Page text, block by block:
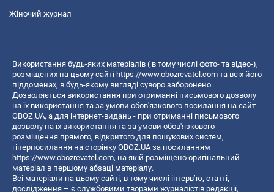
Жіночий журнал
Використання будь-яких матеріалів ( в тому числі фото- та відео-),
розміщених на цьому сайті https://www.obozrevatel.com та всіх його
піддоменах, в будь-якому вигляді суворо заборонено.
Дозволяється використання при отриманні письмового дозволу
на їх використання та за умови обов'язкового посилання на сайт
OBOZ.UA, а для інтернет-видань - при отриманні письмового
дозволу на їх використання та за умови обов'язкового
розміщення прямого, відкритого для пошукових систем,
гіперпосилання на сторінку OBOZ.UA за посиланням
https://www.obozrevatel.com, на якій розміщено оригінальний
матеріал в першому абзаці матеріалу.
Всі матеріали на цьому сайті, в тому числі інтерв’ю, статті,
дослідження – є службовими творами журналістів редакції,